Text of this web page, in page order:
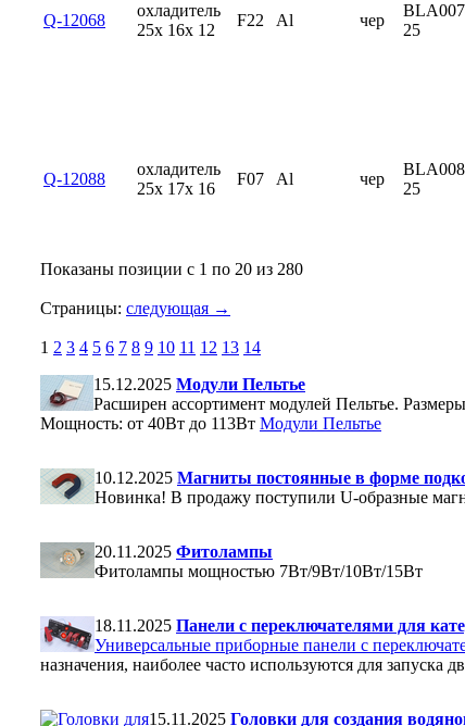
Q-12068
охладитель
25x 16x 12
F22 Al чер
25
Q-12088
охладитель
25x 17x 16
F07 Al чер
25
Показаны позиции с 1 по 20 из 280
Страницы: следующая →
1 2 3 4 5 6 7 8 9 10 11 12 13 14
15.12.2025 Модули Пельтье
Расширен ассортимент модулей Пельтье.
Мощность: от 40Вт до 113Вт Модули Пельтье
10.12.2025 Магниты постоянные в форме
Новинка! В продажу поступили U-образные
20.11.2025 Фитолампы
Фитолампы мощностью 7Вт/9Вт/10Вт/15Вт
18.11.2025 Панели с переключателями для
Универсальные приборные панели с
назначения, наиболее часто используются для запуска
15.11.2025 Головки для создания